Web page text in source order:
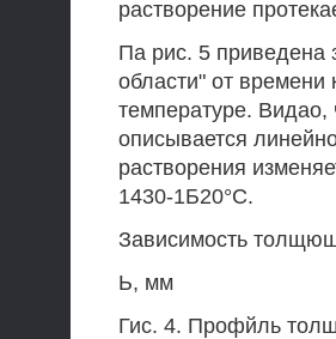
растворение
Па рис. 5 приведена
области" от времени
температуре. Видао,
описывается
растворения
1430-1Б20°С.
Зависимость
Ь, мм
Гис. 4. Профйль